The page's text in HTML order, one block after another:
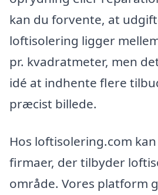
kan du forvente, at
loftisolering ligger
pr. kvadratmeter, men
idé at indhente flere
præcist billede.
Hos loftisolering.com
firmaer, der tilbyder
område. Vores platform